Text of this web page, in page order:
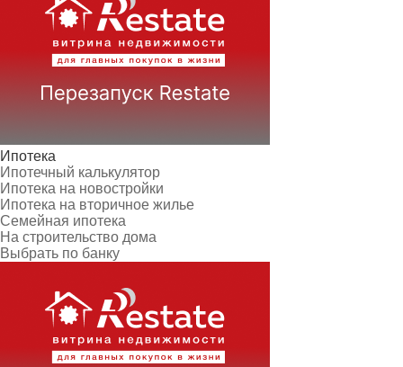
Ипотека
Ипотечный калькулятор
Ипотека на новостройки
Ипотека на вторичное жилье
Семейная ипотека
На строительство дома
Выбрать по банку